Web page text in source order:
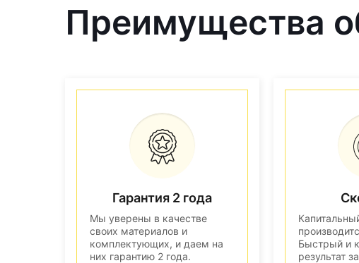
Преимущества
Гарантия 2 года
Мы уверены в качестве
своих материалов и
комплектующих, и даем на
них гарантию 2 года.
Быстрый и
результат